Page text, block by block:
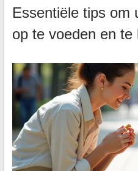
Essentiële tips om
op te voeden en te